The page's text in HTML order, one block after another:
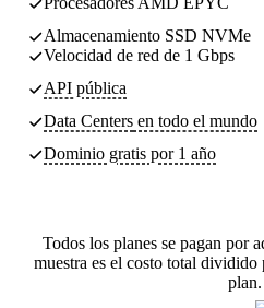
Almacenamiento SSD NVMe
Velocidad de red de 1 Gbps
API pública
Data Centers en todo el mundo
Dominio gratis por 1 año
Todos los planes se pagan por
muestra es el costo total dividido
plan.